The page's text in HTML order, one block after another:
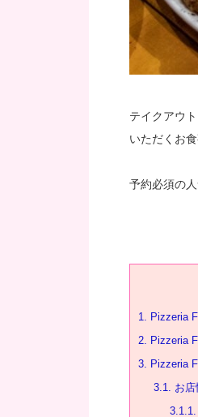
テイクアウ
いただくお
予約必須の
1.
Pizzeria
2. Pizzeria
3. Pizzeria
3.1.
お店
3.1.1.